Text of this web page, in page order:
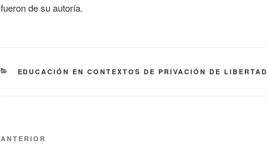
fueron de su autoría.
EDUCACIÓN EN CONTEXTOS DE PRIVACIÓN DE LIBERTAD
ANTERIOR